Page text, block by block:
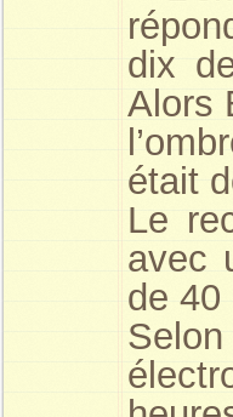
dix
Alors
était
Le
avec
de 40